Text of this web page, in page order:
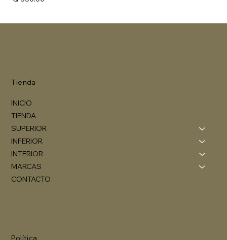
Tienda
INICIO
TIENDA
SUPERIOR
INFERIOR
INTERIOR
MARCAS
CONTACTO
Política